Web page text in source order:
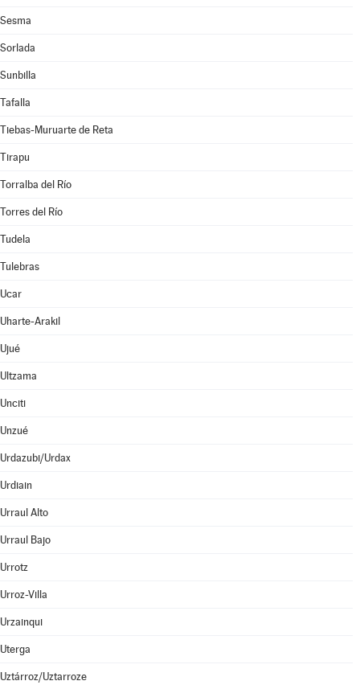
Sesma
Sorlada
Sunbilla
Tafalla
Tiebas-Muruarte de Reta
Tirapu
Torralba del Río
Torres del Río
Tudela
Tulebras
Ucar
Uharte-Arakil
Ujué
Ultzama
Unciti
Unzué
Urdazubi/Urdax
Urdiain
Urraul Alto
Urraul Bajo
Urrotz
Urroz-Villa
Urzainqui
Uterga
Uztárroz/Uztarroze